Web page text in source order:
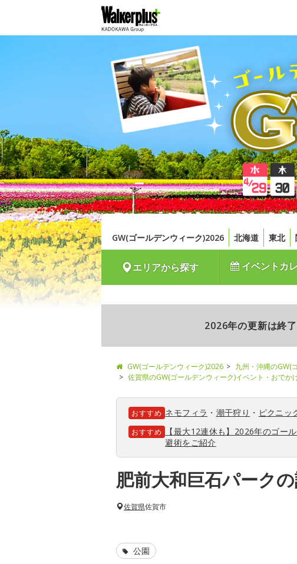
GW(ゴールデンウィーク)2026 北海道 東北
エリアから探す イベントカ
2026年の更新は終
GW(ゴールデンウィーク)2026
九州・沖縄のGW(
佐賀県のGW(ゴールデンウィーク)イベント・おでか
おすすめ ネモフィラ ・ 潮干狩り ・ ピクニッ
おすすめ
【最大12連休も】2026年のゴー
避術をご紹介
肥前大和巨石パーク
佐賀県佐賀市
公園